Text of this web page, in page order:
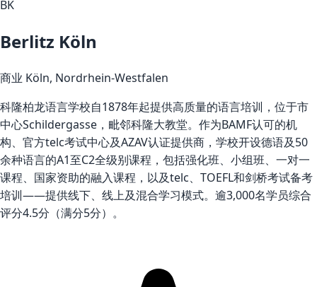
BK
Berlitz Köln
商业 Köln, Nordrhein-Westfalen
科隆柏龙语言学校自1878年起提供高质量的语言培训，位于市
中心Schildergasse，毗邻科隆大教堂。作为BAMF认可的机
构、官方telc考试中心及AZAV认证提供商，学校开设德语及50
余种语言的A1至C2全级别课程，包括强化班、小组班、一对一
课程、国家资助的融入课程，以及telc、TOEFL和剑桥考试备考
培训——提供线下、线上及混合学习模式。逾3,000名学员综合
评分4.5分（满分5分）。